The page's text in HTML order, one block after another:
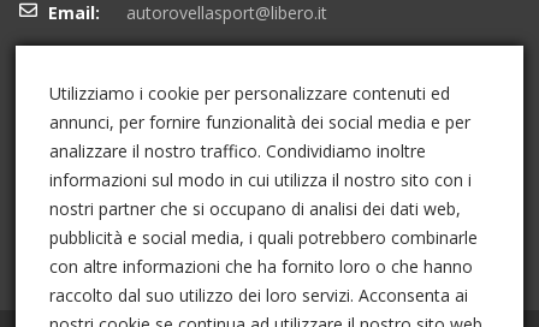
Email:
autorovellasport@libero.it
I Nostri Social
Utilizziamo i cookie per personalizzare contenuti ed
annunci, per fornire funzionalità dei social media e per
analizzare il nostro traffico. Condividiamo inoltre
informazioni sul modo in cui utilizza il nostro sito con i
nostri partner che si occupano di analisi dei dati web,
pubblicità e social media, i quali potrebbero combinarle
con altre informazioni che ha fornito loro o che hanno
raccolto dal suo utilizzo dei loro servizi. Acconsenta ai